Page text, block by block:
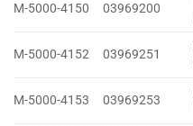
M-5000-4150 03969200
M-5000-4152 03969251
M-5000-4153 03969253